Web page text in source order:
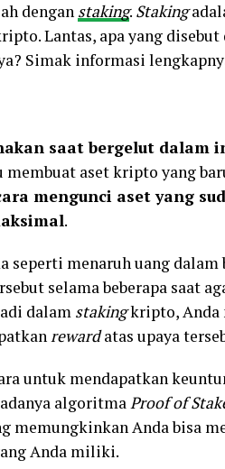
dengan staking. Staking
Lantas, apa yang disebut
Simak informasi
saat bergelut dalam
aset kripto yang
mengunci aset yang
.
seperti menaruh uang
selama beberapa saat
dalam stakingkripto, Anda
rewardatas upaya
untuk mendapatkan
algoritmaProof of
memungkinkan Anda bisa
Anda miliki.